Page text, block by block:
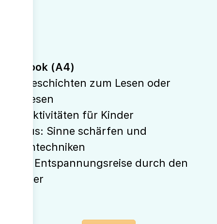
E-Book (A4)
10 Geschichten zum Lesen oder
Vorlesen
46 Aktivitäten für Kinder
Fokus: Sinne schärfen und
Atemtechniken
Inkl. Entspannungsreise durch den
Körper